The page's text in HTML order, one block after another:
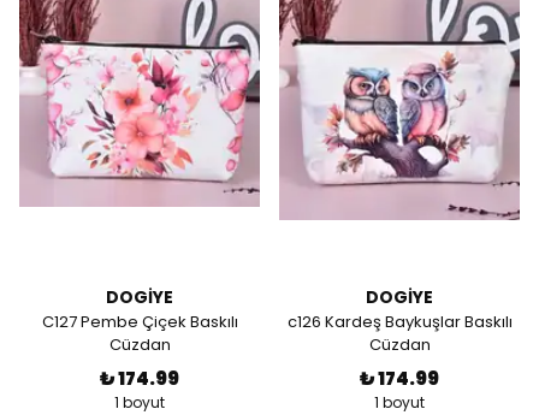
DOGİYE
C127 Pembe Çiçek Baskılı
Cüzdan
₺ 174.99
1 boyut
DOGİYE
c126 Kardeş Baykuşlar Baskılı
Cüzdan
₺ 174.99
1 boyut